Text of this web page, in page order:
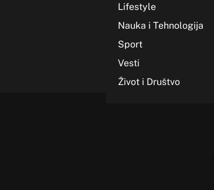
Lifestyle
Nauka i Tehnologija
Sport
Vesti
Život i Društvo